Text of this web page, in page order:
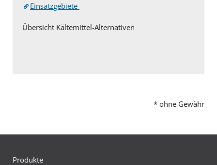
Einsatzgebiete
Übersicht Kältemittel-Alternativen
* ohne Gewähr
Produkte